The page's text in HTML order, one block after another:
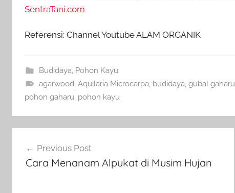
SentraTani.com
Referensi: Channel Youtube ALAM ORGANIK
Budidaya, Pohon Kayu
agarwood, Aquilaria Microcarpa, budidaya, gubal gaharu
pohon gaharu, pohon kayu
pos Previous Post
Cara Menanam Alpukat di Musim Hujan